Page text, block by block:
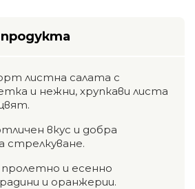
листна салата с
и нежни, хрупкави листа
вкус и добра
стрелкуване.
и есенно
и оранжерии.